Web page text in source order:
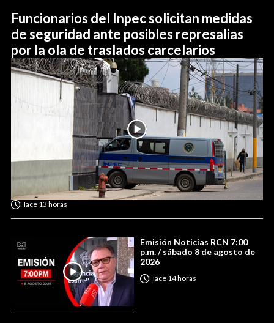
Funcionarios del Inpec solicitan medidas
de seguridad ante posibles represalias
por la ola de traslados carcelarios
Hace 13 horas
Emisión Noticias RCN 7:00
p.m. / sábado 8 de agosto de
2026
Hace 14 horas